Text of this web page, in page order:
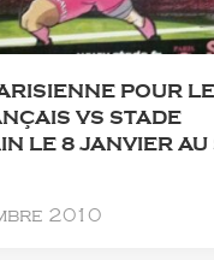
POUR
VS STADE
LE 8 JANVIER AU
2010